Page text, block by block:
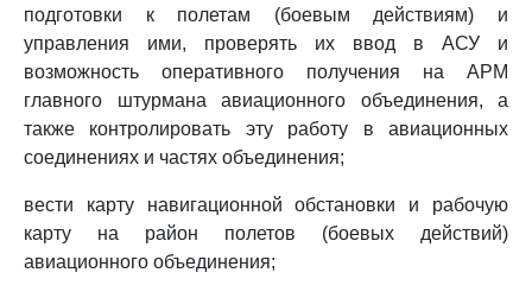
подготовки к полетам (боевым действиям) и
управления ими, проверять их ввод в АСУ и
возможность оперативного получения на АРМ
главного штурмана авиационного объединения, а
также контролировать эту работу в авиационных
соединениях и частях объединения;
вести карту навигационной обстановки и рабочую
карту на район полетов (боевых действий)
авиационного объединения;